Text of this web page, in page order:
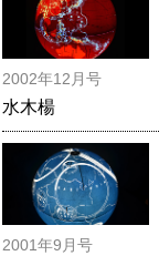
2002年12月号
水木楊
2001年9月号